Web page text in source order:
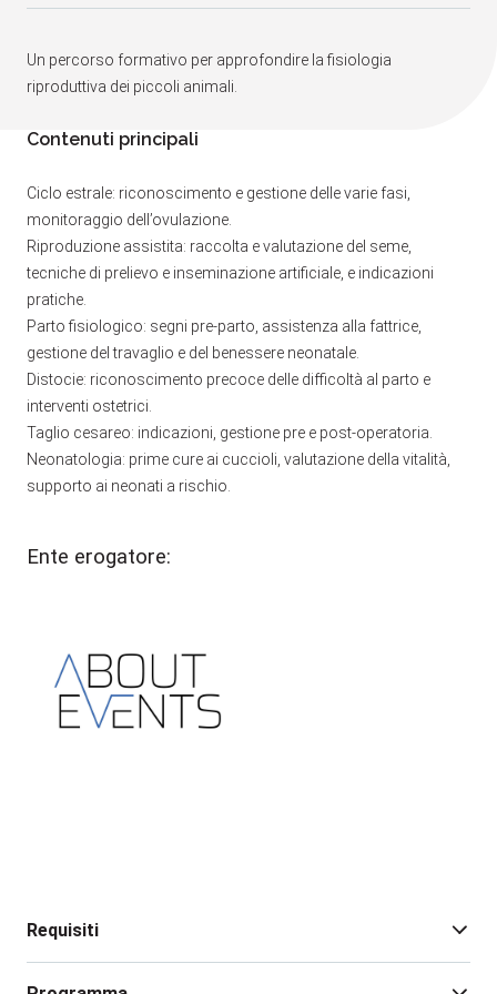
Un percorso formativo per approfondire la fisiologia
riproduttiva dei piccoli animali.
Contenuti principali
Ciclo estrale: riconoscimento e gestione delle varie fasi,
monitoraggio dell’ovulazione.
Riproduzione assistita: raccolta e valutazione del seme,
tecniche di prelievo e inseminazione artificiale, e indicazioni
pratiche.
Parto fisiologico: segni pre-parto, assistenza alla fattrice,
gestione del travaglio e del benessere neonatale.
Distocie: riconoscimento precoce delle difficoltà al parto e
interventi ostetrici.
Taglio cesareo: indicazioni, gestione pre e post-operatoria.
Neonatologia: prime cure ai cuccioli, valutazione della vitalità,
supporto ai neonati a rischio.
Ente erogatore:
Requisiti